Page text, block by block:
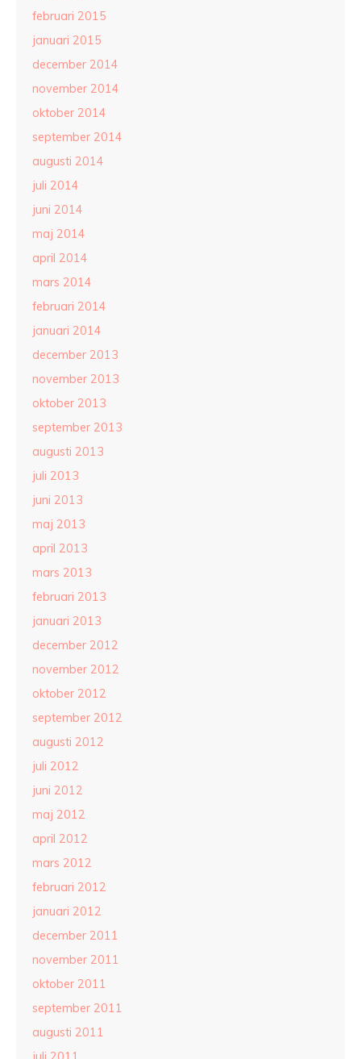
februari 2015
januari 2015
december 2014
november 2014
oktober 2014
september 2014
augusti 2014
juli 2014
juni 2014
maj 2014
april 2014
mars 2014
februari 2014
januari 2014
december 2013
november 2013
oktober 2013
september 2013
augusti 2013
juli 2013
juni 2013
maj 2013
april 2013
mars 2013
februari 2013
januari 2013
december 2012
november 2012
oktober 2012
september 2012
augusti 2012
juli 2012
juni 2012
maj 2012
april 2012
mars 2012
februari 2012
januari 2012
december 2011
november 2011
oktober 2011
september 2011
augusti 2011